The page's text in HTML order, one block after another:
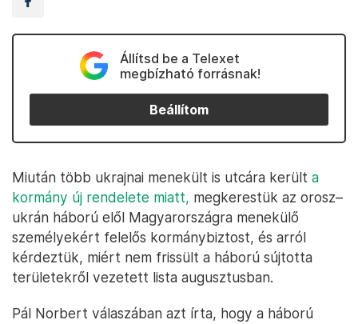
Állítsd be a Telexet
megbízható forrásnak!
Beállítom
Miután több ukrajnai menekült is utcára került a
kormány új rendelete miatt, megkerestük az orosz–
ukrán háború elől Magyarországra menekülő
személyekért felelős kormánybiztost, és arról
kérdeztük, miért nem frissült a háború sújtotta
területekről vezetett lista augusztusban.
Pál Norbert válaszában azt írta, hogy a háború